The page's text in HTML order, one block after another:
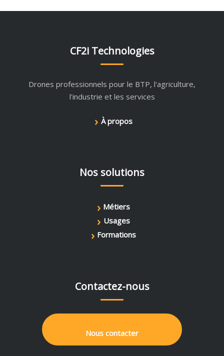
CF2i Technologies
Drones professionnels pour le BTP, l'agriculture,
l'industrie et les services
› À propos
Nos solutions
› Métiers
› Usages
› Formations
Contactez-nous
Nous contacter